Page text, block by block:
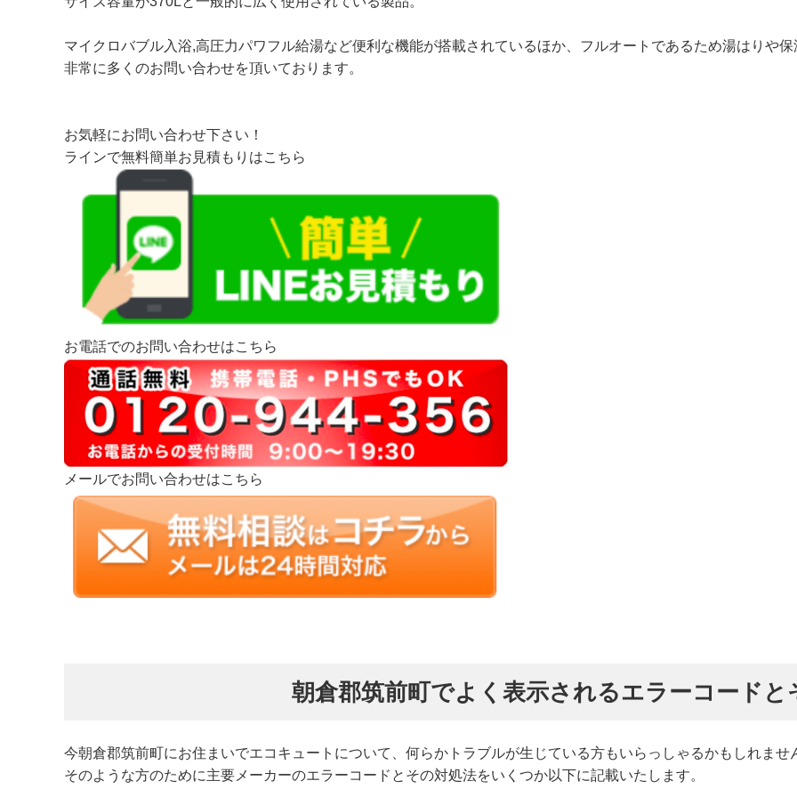
マイクロバブル入浴,高圧力パワフル給湯など便利な機能が搭載されているほか、フルオートであるため湯はりや保
非常に多くのお問い合わせを頂いております。
お気軽にお問い合わせ下さい！
ラインで無料簡単お見積もりはこちら
お電話でのお問い合わせはこちら
メールでお問い合わせはこちら
朝倉郡筑前町でよく表示されるエラーコードと
今朝倉郡筑前町にお住まいでエコキュートについて、何らかトラブルが生じている方もいらっしゃるかもしれませ
そのような方のために主要メーカーのエラーコードとその対処法をいくつか以下に記載いたします。